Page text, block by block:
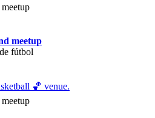
meetup
fútbol
🏀 venue.